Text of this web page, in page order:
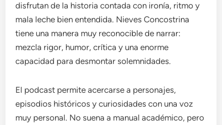
disfrutan de la historia contada con ironía, ritmo y
mala leche bien entendida. Nieves Concostrina
tiene una manera muy reconocible de narrar:
mezcla rigor, humor, crítica y una enorme
capacidad para desmontar solemnidades.
El podcast permite acercarse a personajes,
episodios históricos y curiosidades con una voz
muy personal. No suena a manual académico, pero